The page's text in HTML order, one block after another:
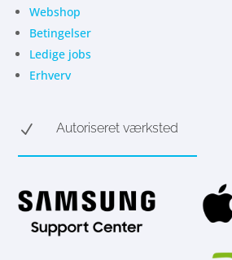
Webshop
Betingelser
Ledige jobs
Erhverv
N Autoriseret værksted